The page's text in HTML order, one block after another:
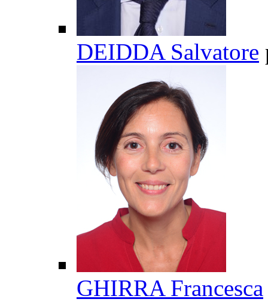
DEIDDA Salvatore
GHIRRA Francesca